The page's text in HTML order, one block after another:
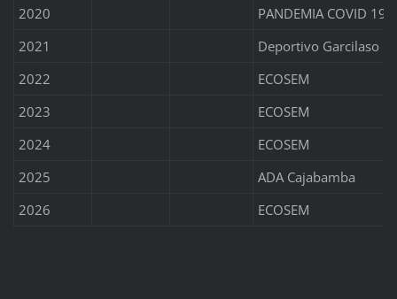
2020
PANDEMIA COVID 19
2021
Deportivo Garcilaso
2022
ECOSEM
2023
ECOSEM
2024
ECOSEM
2025
ADA Cajabamba
2026
ECOSEM